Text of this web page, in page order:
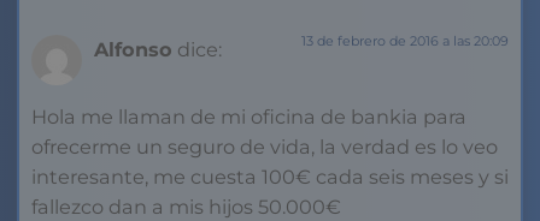
Alfonso dice: 13 de febrero de 2016 a las 20:09
Hola me llaman de mi oficina de bankia para
ofrecerme un seguro de vida, la verdad es lo veo
interesante, me cuesta 100€ cada seis meses y si
fallezco dan a mis hijos 50.000€